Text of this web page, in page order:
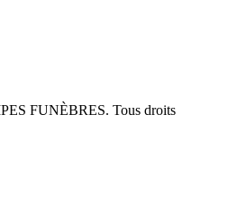
FUNÈBRES. Tous droits